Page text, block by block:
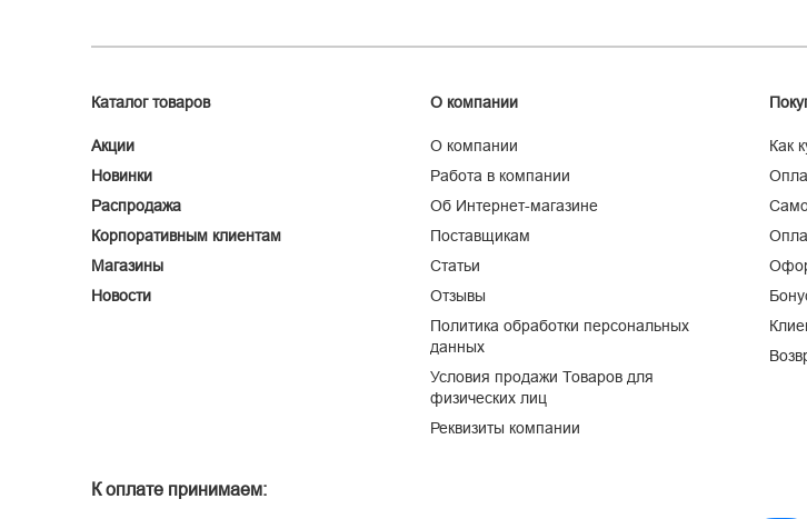
Каталог товаров
Акции
Новинки
Распродажа
Корпоративным клиентам
Магазины
Новости
О компании
О компании
Работа в компании
Об Интернет-магазине
Поставщикам
Статьи
Отзывы
Политика обработки персональных
данных
Условия продажи Товаров для
физических лиц
Реквизиты компании
Как
К оплате принимаем: